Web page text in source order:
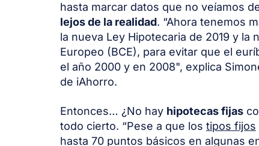
hasta marcar datos que no veíamos
lejos de la realidad. “Ahora tenemos
la nueva Ley Hipotecaria de 2019 y la
Europeo (BCE), para evitar que el
el año 2000 y en 2008", explica
de iAhorro.
Entonces… ¿No hay hipotecas fijas
todo cierto. “Pese a que los tipos fijos
hasta 70 puntos básicos en algunas